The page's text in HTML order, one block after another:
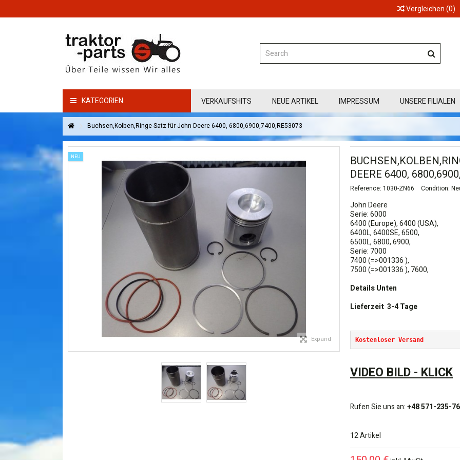
Vergleichen(0)
KATEGORIEN VERKAUFSHITS NEUE ARTIKEL IMPRESSUM UNSERE FILIALEN
Buchsen,Kolben,Ringe Satz für John Deere 6400, 6800,6900,7400,RE53073
NEU
Expand
DEERE 6400,
Reference: 1030-ZN66 Condition:
John Deere
Serie: 6000
6400 (Europe), 6400 (USA),
6400L, 6400SE, 6500,
6500L, 6800, 6900,
Serie: 7000
7400 (=>001336 ),
7500 (=>001336 ), 7600,
Details Unten
Lieferzeit 3-4 Tage
Kostenloser Versand
VIDEO BILD - KLICK
Rufen Sie uns an:+48 571-235-
12Artikel